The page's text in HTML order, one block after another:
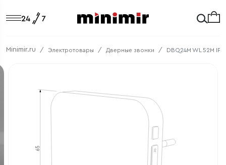
Minimir.ru Электротовары Дверные звонки DBQ24M WL 52M